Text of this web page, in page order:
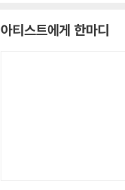
아티스트에게 한마디